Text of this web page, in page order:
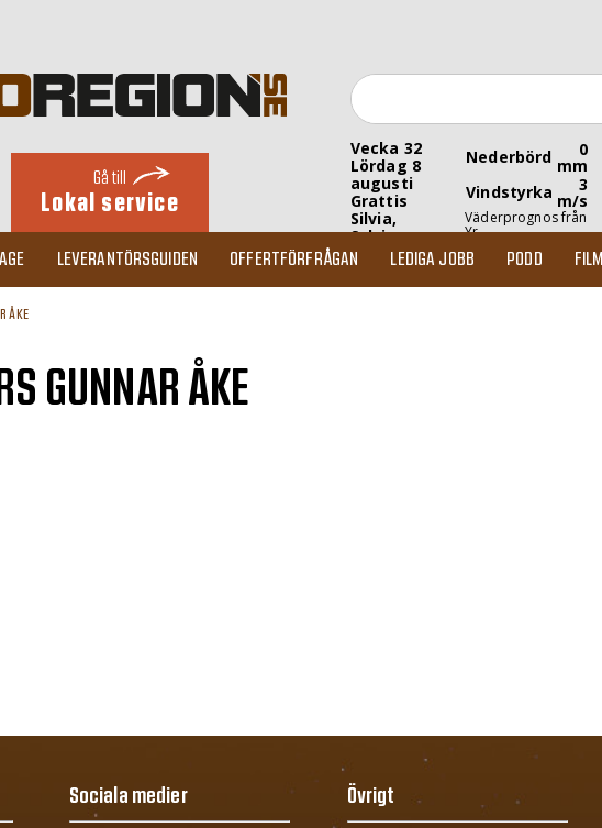
Gå till
Lokal service
Vecka 32
Lördag 8
augusti
Grattis
Silvia,
Sylvia
Nederbörd 0
mm
Vindstyrka
3
m/s
Väderprognos från
Yr
LEVERANTÖRSGUIDEN OFFERTFÖRFRÅGAN LEDIGA JOBB PODD FILM
ÅKE
GUNNAR ÅKE
Sociala medier Övrigt